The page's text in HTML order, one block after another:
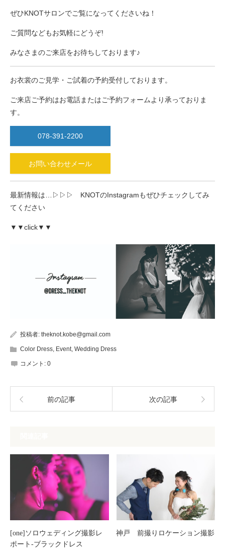
ぜひKNOTサロンでご覧になってくださいね！
ご質問などもお気軽にどうぞ!
みなさまのご来店をお待ちしております♪
お衣裳のご見学・ご試着の予約受付しております。
ご来店ご予約はお電話またはご予約フォームより承っておりま
す。
078-391-2200
お問い合わせメール
最新情報は…▷▷▷ KNOTのInstagramもぜひチェックしてみ
てください
▼▼click▼▼
投稿者: theknot.kobe@gmail.com
Color Dress, Event, Wedding Dress
コメント: 0
前の記事 次の記事
[one]ソロウェディング撮影レ
ポート-ブラックドレス
神戸 前撮りロケーション撮影